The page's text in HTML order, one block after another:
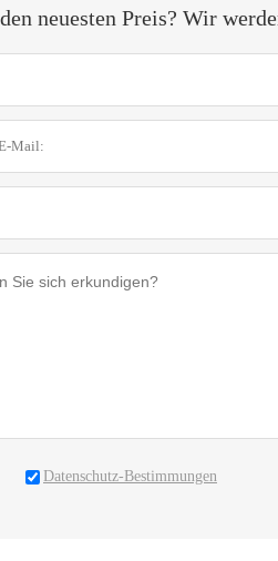
neuesten Preis? Wir
Datenschutz-Bestimmungen